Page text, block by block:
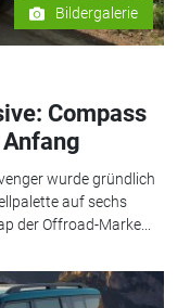
Bildergalerie
Compass
wurde gründlich
auf sechs
der Offroad-Marke...